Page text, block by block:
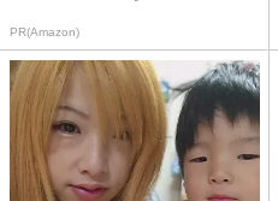
PR(Amazon)